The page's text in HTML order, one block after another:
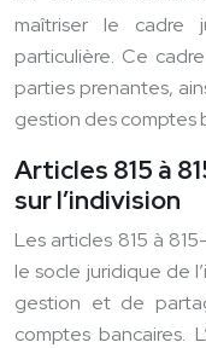
maîtriser le cadre
particulière. Ce
parties prenantes,
gestion des comptes
Articles 815 à
sur l’indivision
Les articles 815 à
le socle juridique de
gestion et de
comptes bancaires.